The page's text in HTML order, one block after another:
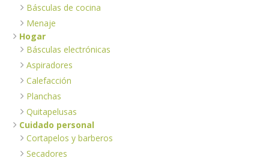
Básculas de cocina
Menaje
Hogar
Básculas electrónicas
Aspiradores
Calefacción
Planchas
Quitapelusas
Cuidado personal
Cortapelos y barberos
Secadores